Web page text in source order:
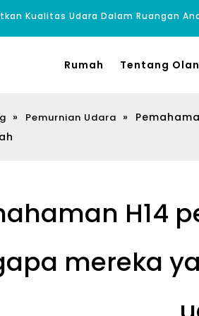
Kualitas Udara Dalam Ruangan
Rumah Tentang
» Pemurnian Udara »
H14
mereka